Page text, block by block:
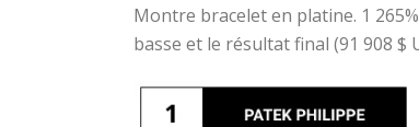
Montre bracelet en platine. 1
basse et le résultat final (91 908 $